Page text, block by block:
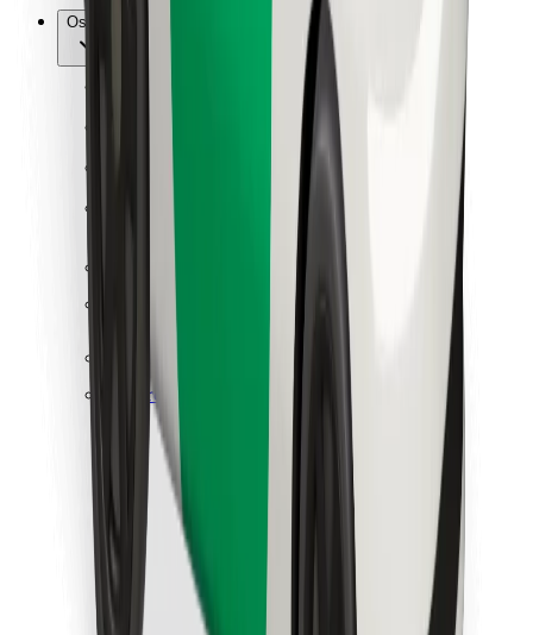
Ostalo
Uvjeti i odredbe
Sigurnost
Zatraži vožnju i putuj kroz nekoliko minuta!
Preuzmi aplikaciju Bolt
Preuzmi aplikaciju Bolt Food